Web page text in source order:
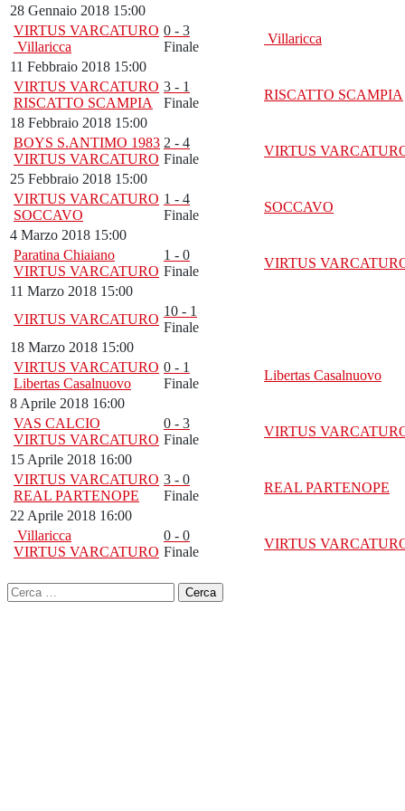
28 Gennaio 2018 15:00
VIRTUS VARCATURO
Villaricca
0 - 3
Finale
Villaricca
11 Febbraio 2018 15:00
VIRTUS VARCATURO
RISCATTO SCAMPIA
3 - 1
Finale
RISCATTO SCAMPIA
18 Febbraio 2018 15:00
BOYS S.ANTIMO 1983
VIRTUS VARCATURO
2 - 4
Finale
VIRTUS
25 Febbraio 2018 15:00
VIRTUS VARCATURO
SOCCAVO
1 - 4
Finale
SOCCAVO
4 Marzo 2018 15:00
Paratina Chiaiano
VIRTUS VARCATURO
1 - 0
Finale
VIRTUS
11 Marzo 2018 15:00
VIRTUS VARCATURO
10 - 1
Finale
18 Marzo 2018 15:00
VIRTUS VARCATURO
Libertas Casalnuovo
0 - 1
Finale
Libertas Casalnuovo
8 Aprile 2018 16:00
VAS CALCIO
VIRTUS VARCATURO
0 - 3
Finale
VIRTUS
15 Aprile 2018 16:00
VIRTUS VARCATURO
REAL PARTENOPE
3 - 0
Finale
REAL PARTENOPE
22 Aprile 2018 16:00
Villaricca
VIRTUS VARCATURO
0 - 0
Finale
VIRTUS
Ricerca
per: